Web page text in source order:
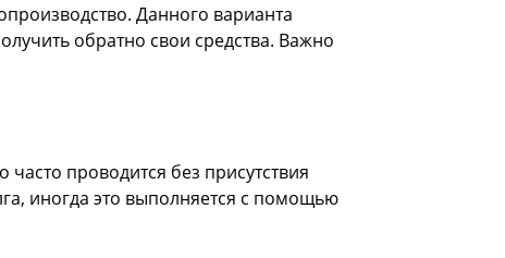
Данного варианта
обратно свои средства. Важно
проводится без присутствия
иногда это выполняется с помощью